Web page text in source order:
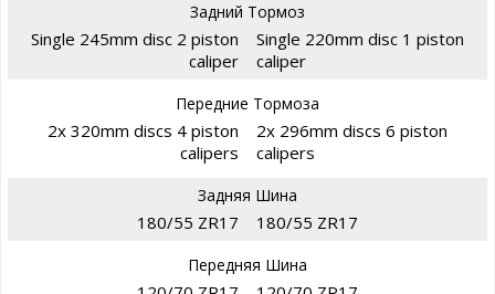
Задний Тормоз
Single 245mm disc 2 piston
caliper
Single 220mm disc 1 piston
caliper
Передние Тормоза
2x 320mm discs 4 piston
calipers
2x 296mm discs 6 piston
calipers
Задняя Шина
180/55 ZR17 180/55 ZR17
Передняя Шина